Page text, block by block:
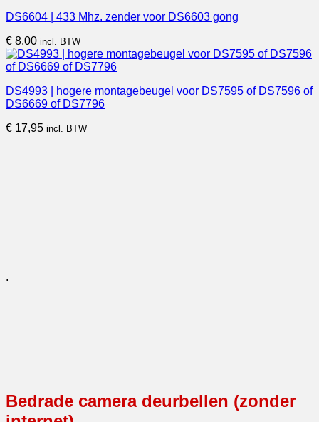
€ 39,00.€ 29,00.
DS6604 | 433 Mhz. zender voor DS6603 gong
€ 8,00 incl. BTW
DS4993 | hogere montagebeugel voor DS7595 of DS7596 of
DS6669 of DS7796
€ 17,95 incl. BTW
.
Bedrade camera deurbellen (zonder